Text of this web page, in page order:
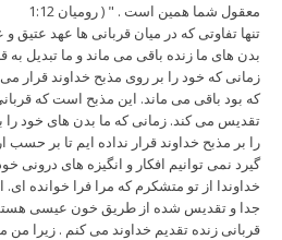
معقول شما همین است . " ( رومیان 1:12
تنها تفاوتی که در میان قربانی ها عهد عتیق
بدن های ما زنده باقی می ماند و ما تبدیل
زمانی که خود را بر روی مذبح خداوند قرار
که بود باقی می ماند. این مذبح است که
تقدیس می کند. زمانی که ما بدن های خود را
را بر مذبح خداوند قرار نداده ایم تا بر حسب
گیرد نمی توانیم افکار و انگیزه های درونی
خداوندا از تو متشکرم که مرا فرا خوانده
جدا و تقدیس شده از طریق خون عیسی
قربانی زنده تقدیم خداوند می کنم . زیرا